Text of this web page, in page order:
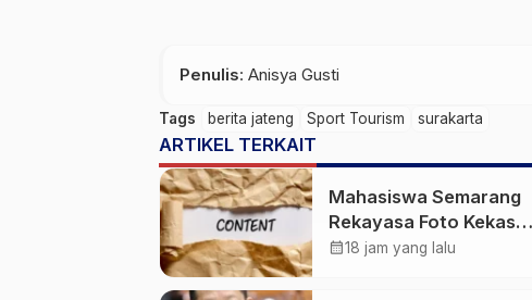
Penulis: Anisya Gusti
Tags berita jateng Sport Tourism surakarta
ARTIKEL TERKAIT
Mahasiswa Semarang
Rekayasa Foto Kekasih
Jadi Konten Cabul
calendar_month18 jam yang lalu